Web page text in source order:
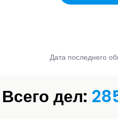
Дата последнего
Всего дел: